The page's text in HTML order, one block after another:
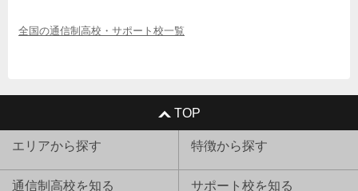
全国の通信制高校・サポート校一覧
TOP
エリアから探す 特徴から探す
通信制高校を知る サポート校を知る